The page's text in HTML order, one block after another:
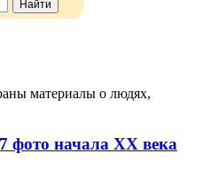
материалы о людях,
фото начала ХХ века